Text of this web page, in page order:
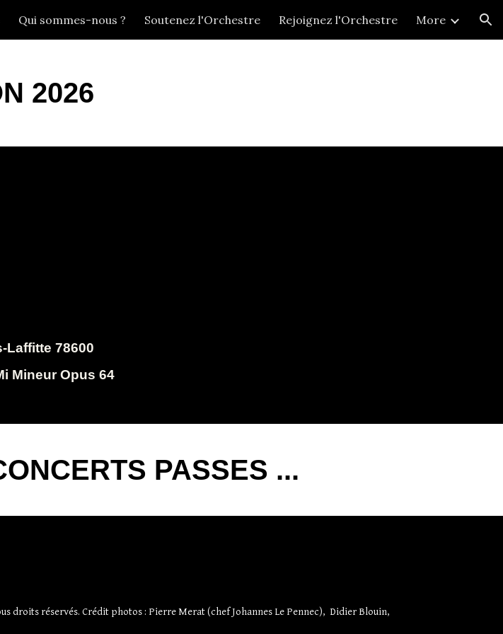
Skip to navigation
Qui sommes-nous ? Soutenez l'Orchestre Rejoignez l'Orchestre More
2026
Laffitte 78600
Mineur Opus 64
PASSES ...
droits réservés. Crédit photos : Pierre Merat (chef Johannes Le Pennec), Didier Blouin,